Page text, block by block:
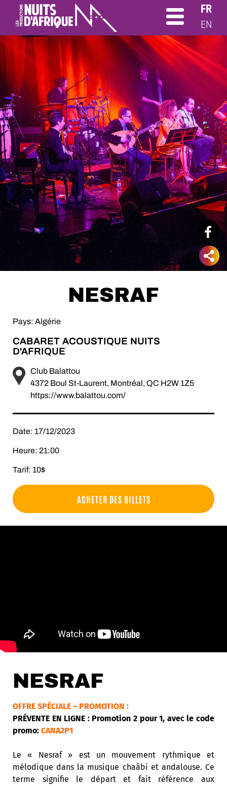
FR
EN
NESRAF
Pays: Algérie
CABARET ACOUSTIQUE NUITS
D'AFRIQUE
Club Balattou
4372 Boul St-Laurent, Montréal, QC H2W 1Z5
https://www.balattou.com/
Date: 17/12/2023
Heure: 21:00
Tarif: 10$
ACHETER DES BILLETS
NESRAF
OFFRE SPÉCIALE – PROMOTION :
PRÉVENTE EN LIGNE : Promotion 2 pour 1, avec le code
promo: CANA2P1
Le « Nesraf » est un mouvement rythmique et
mélodique dans la musique chaâbi et andalouse. Ce
terme signifie le départ et fait référence aux